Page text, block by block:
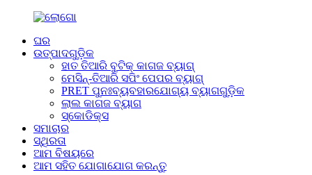
ଘର
ଉତ୍ପାଦଗୁଡ଼ିକ
ହାତ ତିଆରି ବୁଟିକ୍ କାଗଜ ବ୍ୟାଗ୍
ମେସିନ୍-ତିଆରି ସପିଂ ପେପର ବ୍ୟାଗ୍
PRET ପୁନଃବ୍ୟବହାରଯୋଗ୍ୟ ବ୍ୟାଗଗୁଡ଼ିକ
ଲାଲ କାଗଜ ବ୍ୟାଗ
ସ୍କୋଡିକ୍ସ
ସମାଚାର
ସ୍ଥିରତା
ଆମ ବିଷୟରେ
ଆମ ସହିତ ଯୋଗାଯୋଗ କରନ୍ତୁ